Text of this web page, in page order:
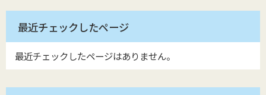
最近チェックしたページ
最近チェックしたページはありません。